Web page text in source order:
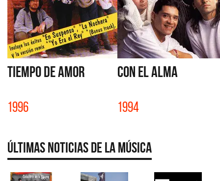
TIEMPO DE AMOR
1996
CON EL ALMA
1994
Últimas Noticias de la Música